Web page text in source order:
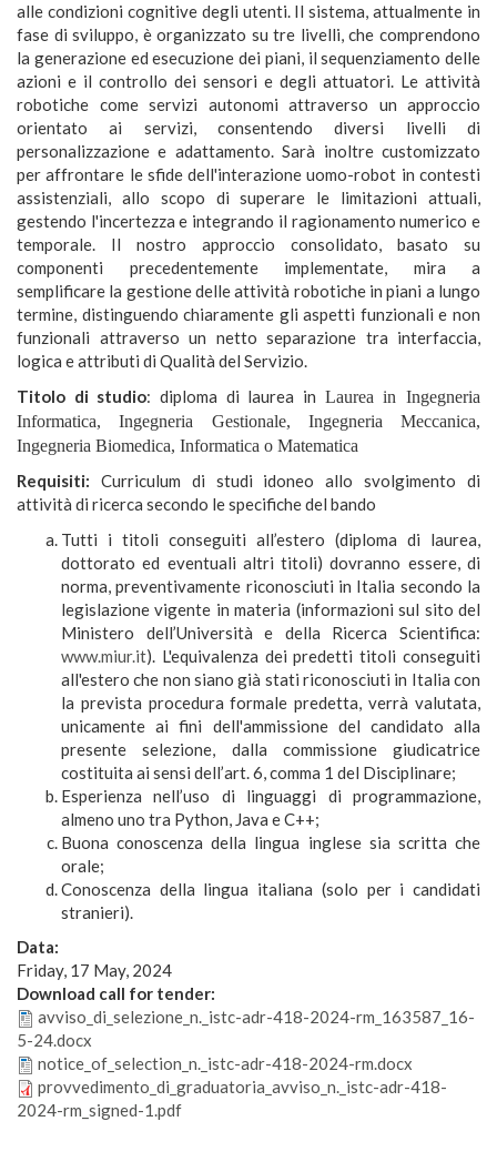
alle condizioni cognitive degli utenti. Il sistema, attualmente in
fase di sviluppo, è organizzato su tre livelli, che comprendono
la generazione ed esecuzione dei piani, il sequenziamento delle
azioni e il controllo dei sensori e degli attuatori. Le attività
robotiche come servizi autonomi attraverso un approccio
orientato ai servizi, consentendo diversi livelli di
personalizzazione e adattamento. Sarà inoltre customizzato
per affrontare le sfide dell'interazione uomo-robot in contesti
assistenziali, allo scopo di superare le limitazioni attuali,
gestendo l'incertezza e integrando il ragionamento numerico e
temporale. Il nostro approccio consolidato, basato su
componenti precedentemente implementate, mira a
semplificare la gestione delle attività robotiche in piani a lungo
termine, distinguendo chiaramente gli aspetti funzionali e non
funzionali attraverso un netto separazione tra interfaccia,
logica e attributi di Qualità del Servizio.
Titolo di studio: diploma di laurea in Laurea in Ingegneria
Informatica, Ingegneria Gestionale, Ingegneria Meccanica,
Ingegneria Biomedica, Informatica o Matematica
Requisiti: Curriculum di studi idoneo allo svolgimento di
attività di ricerca secondo le specifiche del bando
Tutti i titoli conseguiti all’estero (diploma di laurea,
dottorato ed eventuali altri titoli) dovranno essere, di
norma, preventivamente riconosciuti in Italia secondo la
legislazione vigente in materia (informazioni sul sito del
Ministero dell’Università e della Ricerca Scientifica:
www.miur.it). L'equivalenza dei predetti titoli conseguiti
all'estero che non siano già stati riconosciuti in Italia con
la prevista procedura formale predetta, verrà valutata,
unicamente ai fini dell'ammissione del candidato alla
presente selezione, dalla commissione giudicatrice
costituita ai sensi dell’art. 6, comma 1 del Disciplinare;
Esperienza nell’uso di linguaggi di programmazione,
almeno uno tra Python, Java e C++;
Buona conoscenza della lingua inglese sia scritta che
orale;
Conoscenza della lingua italiana (solo per i candidati
stranieri).
Data:
Friday, 17 May, 2024
Download call for tender:
avviso_di_selezione_n._istc-adr-418-2024-rm_163587_16-
5-24.docx
notice_of_selection_n._istc-adr-418-2024-rm.docx
provvedimento_di_graduatoria_avviso_n._istc-adr-418-
2024-rm_signed-1.pdf